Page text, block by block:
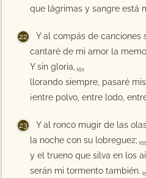
que lágrimas y sangre está
Y al compás de canciones
cantaré de mi amor la
Y sin gloria, 151
llorando siempre, pasaré
¡entre polvo, entre lodo,
Y al ronco mugir de las
la noche con su lobreguez;
y el trueno que silva en los
serán mi tormento también.